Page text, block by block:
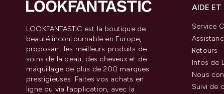
LOOKFANTASTIC est la boutique de
beauté incontournable en Europe,
proposant les meilleurs produits de
soins de la peau, des cheveux et de
maquillage de plus de 200 marques
prestigieuses. Faites vos achats en
ligne ou via l’application, avec la
AIDE
Service
Retours
Infos de
Nous
Suivi de